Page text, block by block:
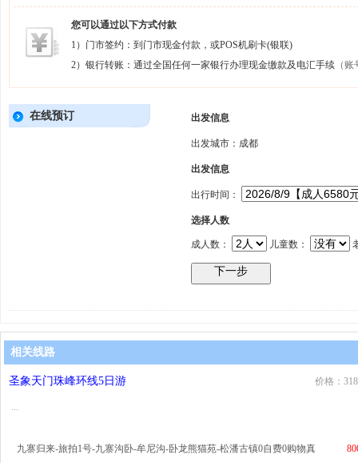
您可以通过以下方式付款
1）门市签约：到门市现金付款，或POS机刷卡(银联)
2）银行转账：通过全国任何一家银行办理现金缴款及电汇手续 （
在线预订 出发信息
出发城市：成都
出发信息
出行时间：
选择人数
成人数： 儿童数：
相关线路
圣象天门珠峰环线5日游 价格：
...
九寨归来-旅拍1号-九寨沟卧-牟尼沟-卧龙熊猫苑-松潘古镇0自费0购物真